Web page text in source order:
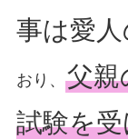
事は愛
おり、 父親
試験を